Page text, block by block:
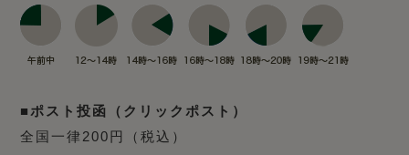
■ポスト投函（クリックポスト）
全国一律200円（税込）